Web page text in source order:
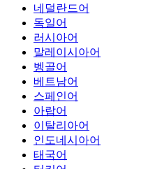
네덜란드어
독일어
러시아어
말레이시아어
벵골어
베트남어
스페인어
아랍어
이탈리아어
인도네시아어
태국어